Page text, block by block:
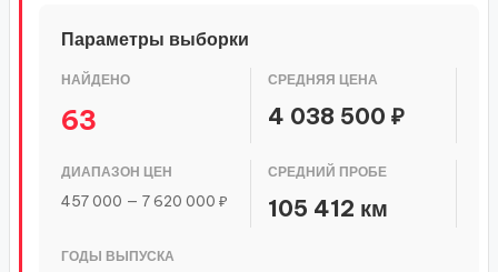
Параметры выборки
НАЙДЕНО
63
СРЕДНЯЯ ЦЕНА
4 038 500 ₽
ДИАПАЗОН ЦЕН
457 000 — 7 620 000 ₽
СРЕДНИЙ ПРОБЕ
105 412 км
ГОДЫ ВЫПУСКА